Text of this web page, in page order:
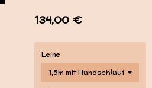
134,00 €
Leine